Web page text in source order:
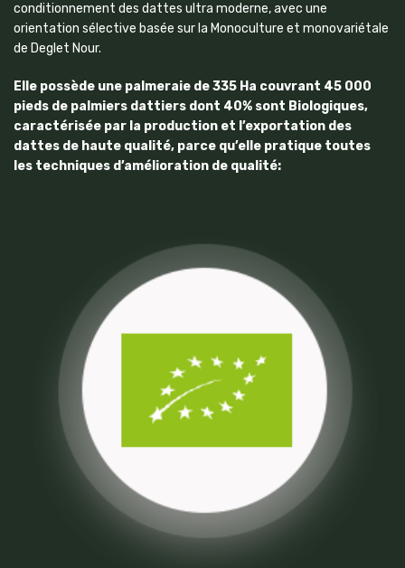
conditionnement des dattes ultra moderne, avec une
orientation sélective basée sur la Monoculture et monovariétale
de Deglet Nour.
Elle possède une palmeraie de 335 Ha couvrant 45 000
pieds de palmiers dattiers dont 40% sont Biologiques,
caractérisée par la production et l’exportation des
dattes de haute qualité, parce qu’elle pratique toutes
les techniques d’amélioration de qualité: